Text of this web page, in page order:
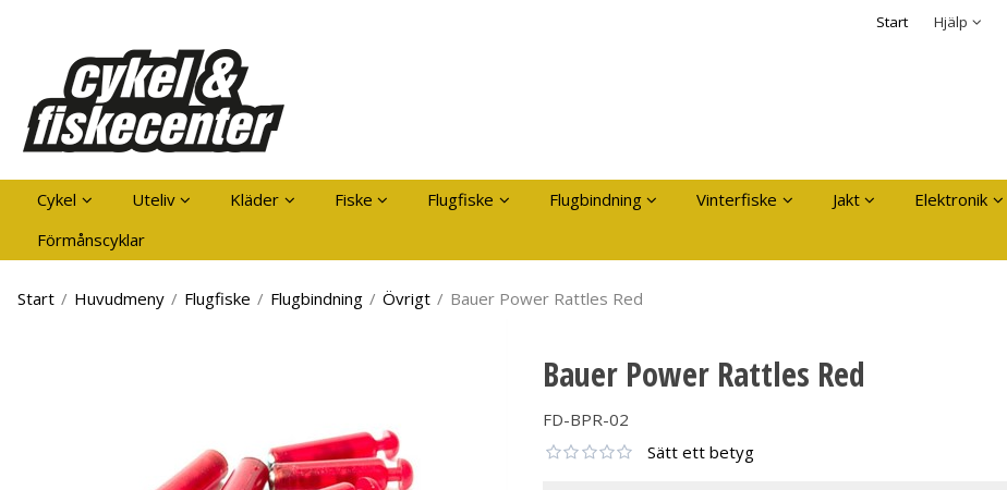
Start Hjälp
Säkerhet & Cookies
Kom ihåg mig
Cykel Uteliv Kläder Fiske Flugfiske Flugbindning Vinterfiske Jakt Elektronik
Förmånscyklar
Start / Huvudmeny / Flugfiske / Flugbindning / Övrigt / Bauer Power Rattles Red
Bauer Power Rattles Red
FD-BPR-02
Sätt ett betyg